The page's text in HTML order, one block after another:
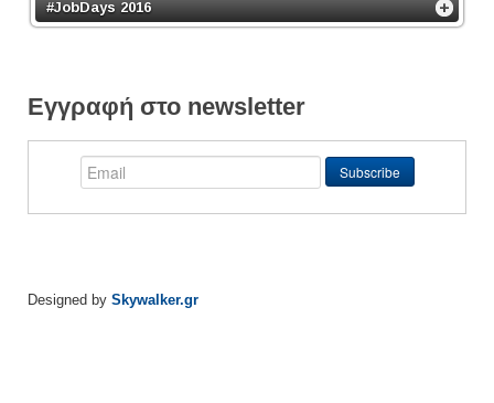
#JobDays 2016
Εγγραφή στο newsletter
Designed by Skywalker.gr